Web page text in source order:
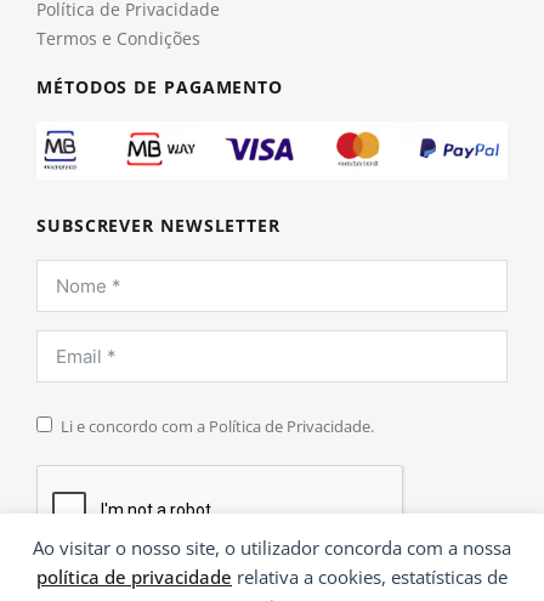
Ao visitar o nosso site, o utilizador concorda com a nossa
política de privacidade relativa a cookies, estatísticas de
Política de Privacidade
Termos e Condições
MÉTODOS DE PAGAMENTO
SUBSCREVER NEWSLETTER
Li e concordo com a Política de Privacidade.